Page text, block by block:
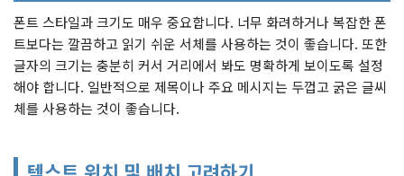
폰트 스타일과 크기도 매우 중요합니다. 너무 화려하거나 복잡한 폰
트보다는 깔끔하고 읽기 쉬운 서체를 사용하는 것이 좋습니다. 또한
글자의 크기는 충분히 커서 거리에서 봐도 명확하게 보이도록 설정
해야 합니다. 일반적으로 제목이나 주요 메시지는 두껍고 굵은 글씨
체를 사용하는 것이 좋습니다.